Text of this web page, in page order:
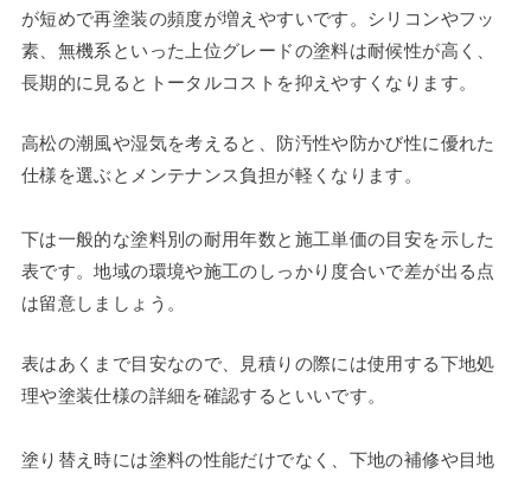
が短めで再塗装の頻度が増えやすいです。シリコンやフッ
素、無機系といった上位グレードの塗料は耐候性が高く、
長期的に見るとトータルコストを抑えやすくなります。
高松の潮風や湿気を考えると、防汚性や防かび性に優れた
仕様を選ぶとメンテナンス負担が軽くなります。
下は一般的な塗料別の耐用年数と施工単価の目安を示した
表です。地域の環境や施工のしっかり度合いで差が出る点
は留意しましょう。
表はあくまで目安なので、見積りの際には使用する下地処
理や塗装仕様の詳細を確認するといいです。
塗り替え時には塗料の性能だけでなく、下地の補修や目地